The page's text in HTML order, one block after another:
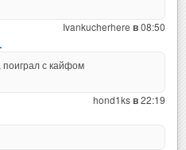
Ivankucherhere в08:50
с кайфом
hond1ksв22:19